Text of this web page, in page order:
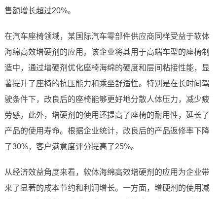
售额增长超过20%。
在汽车座椅领域，某国际汽车零部件供应商同样受益于软体
海绵高效增硬剂的应用。该企业将其用于高端车型的座椅制
造中，通过增硬剂优化座椅海绵的硬度和层间粘接性能，显
著提升了座椅的抗压能力和乘坐舒适性。特别是在长时间驾
驶条件下，改良后的座椅能够更好地分散人体压力，减少疲
劳感。此外，增硬剂的使用还提高了座椅的耐用性，延长了
产品的使用寿命。根据企业统计，改良后的产品返修率下降
了30%，客户满意度评分提高了25%。
从经济效益角度来看，软体海绵高效增硬剂的应用为企业带
来了显著的成本节约和利润增长。一方面，增硬剂的使用减